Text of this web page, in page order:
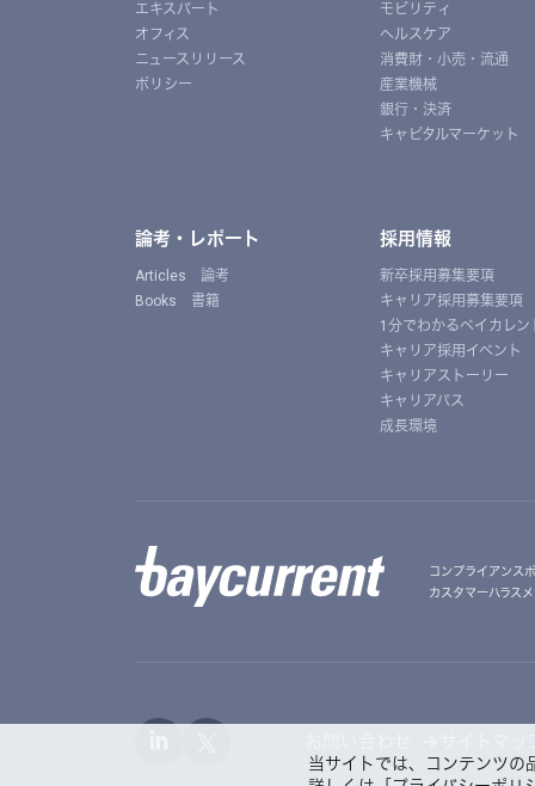
当サイトでは、コンテンツの
エキスパート
オフィス
ニュースリリース
ポリシー
モビリティ
ヘルスケア
消費財・小売・流通
産業機械
銀行・決済
キャピタルマーケット
論考・レポート
Articles 論考
Books 書籍
採用情報
新卒採用募集要項
キャリア採用募集要項
1分でわかるベイカレン
キャリア採用イベント
キャリアストーリー
キャリアパス
成長環境
コンプライアンス
カスタマーハラス